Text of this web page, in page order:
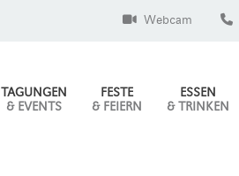
Webcam
TAGUNGEN
& EVENTS
FESTE
& FEIERN
ESSEN
& TRINKEN